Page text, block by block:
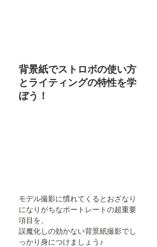
背景紙でストロボの使い方
とライティングの特性を学
ぼう！
モデル撮影に慣れてくるとおざなり
になりがちなポートレートの超重要
項目を、
誤魔化しの効かない背景紙撮影でし
っかり身につけましょう♪